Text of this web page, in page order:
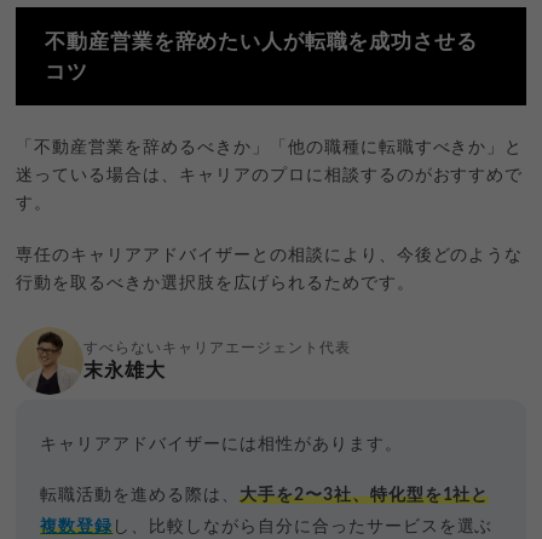
不動産営業を辞めたい人が転職を成功させる
コツ
「不動産営業を辞めるべきか」「他の職種に転職すべきか」と
迷っている場合は、キャリアのプロに相談するのがおすすめで
す。
専任のキャリアアドバイザーとの相談により、今後どのような
行動を取るべきか選択肢を広げられるためです。
すべらないキャリアエージェント代表
末永雄大
キャリアアドバイザーには相性があります。
転職活動を進める際は、 大手を2〜3社、特化型を1社と
複数登録 し、比較しながら自分に合ったサービスを選ぶ